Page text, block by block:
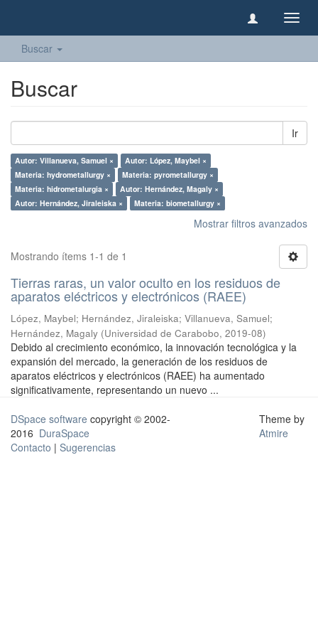
Buscar
Buscar
Ir
Autor: Villanueva, Samuel ×
Autor: López, Maybel ×
Materia: hydrometallurgy ×
Materia: pyrometallurgy ×
Materia: hidrometalurgia ×
Autor: Hernández, Magaly ×
Autor: Hernández, Jiraleiska ×
Materia: biometallurgy ×
Mostrar filtros avanzados
Mostrando ítems 1-1 de 1
Tierras raras, un valor oculto en los residuos de
aparatos eléctricos y electrónicos (RAEE)
López, Maybel; Hernández, Jiraleiska; Villanueva, Samuel;
Hernández, Magaly (Universidad de Carabobo, 2019-08)
Debido al crecimiento económico, la innovación tecnológica y la
expansión del mercado, la generación de los residuos de
aparatos eléctricos y electrónicos (RAEE) ha aumentado
significativamente, representando un nuevo ...
DSpace software copyright © 2002-
2016 DuraSpace
Contacto | Sugerencias
Theme by
Atmire